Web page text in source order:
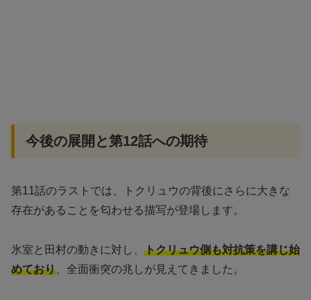
今後の展開と第12話への期待
第11話のラストでは、トクリュウの背後にさらに大きな
存在があることを匂わせる描写が登場します。
氷室と田村の動きに対し、 トクリュウ側も対抗策を講じ始
めており 、全面衝突の兆しが見えてきました。